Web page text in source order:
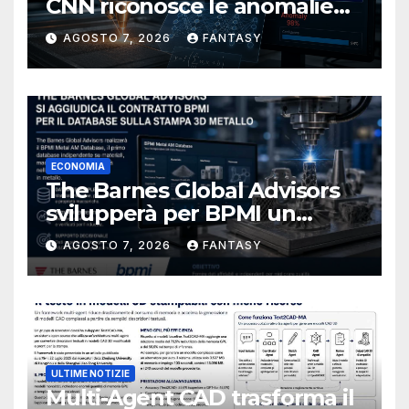
CNN riconosce le anomalie
del bagno di fusione
AGOSTO 7, 2026 FANTASY
ECONOMIA
The Barnes Global Advisors
svilupperà per BPMI un
database per la stampa 3D
metallica destinata alla filiera
navale statunitense
AGOSTO 7, 2026 FANTASY
ULTIME NOTIZIE
Multi-Agent CAD trasforma il